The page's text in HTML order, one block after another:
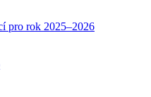
pro rok 2025–2026